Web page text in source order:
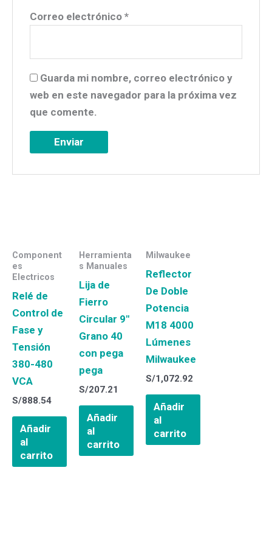
Correo electrónico*
Guarda mi nombre, correo electrónico y
web en este navegador para la próxima vez
que comente.
Component
es
Electricos
Relé de
Control de
Fase y
Tensión
380-480
VCA
S/888.54
Añadir
al
carrito
Herramienta
s Manuales
Lija de
Fierro
Circular 9″
Grano 40
con pega
pega
S/207.21
Añadir
al
carrito
Milwaukee
Reflector
De Doble
Potencia
M18 4000
Lúmenes
Milwaukee
S/1,072.92
Añadir
al
carrito